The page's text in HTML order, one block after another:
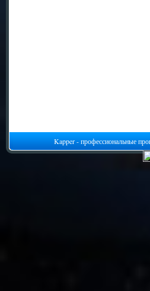
Kapper - профессиональные